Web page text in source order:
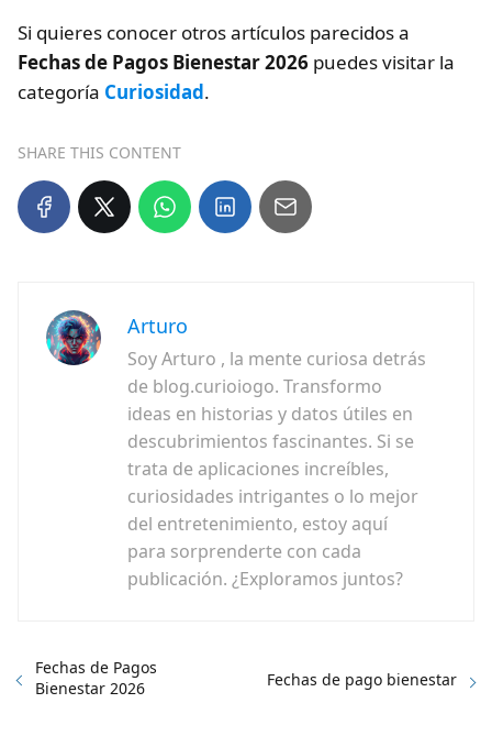
Si quieres conocer otros artículos parecidos a
Fechas de Pagos Bienestar 2026 puedes visitar la
categoría Curiosidad.
SHARE THIS CONTENT
Arturo
Soy Arturo , la mente curiosa detrás
de blog.curioiogo. Transformo
ideas en historias y datos útiles en
descubrimientos fascinantes. Si se
trata de aplicaciones increíbles,
curiosidades intrigantes o lo mejor
del entretenimiento, estoy aquí
para sorprenderte con cada
publicación. ¿Exploramos juntos?
Fechas de Pagos
Bienestar 2026
Fechas de pago bienestar